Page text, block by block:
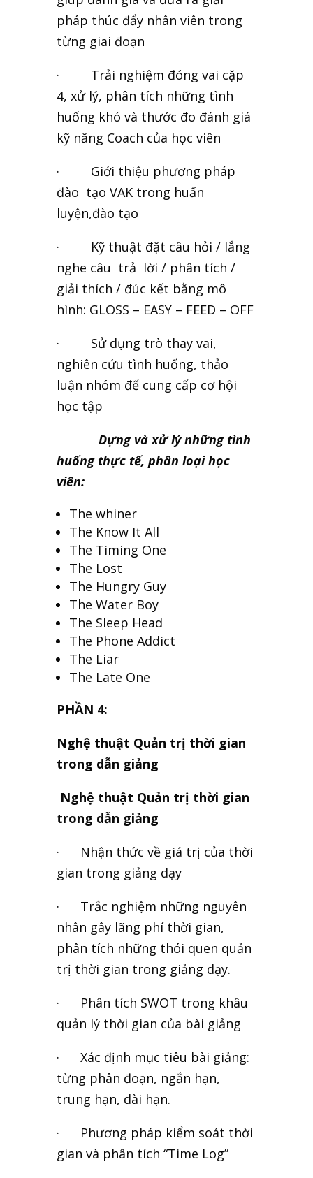
pháp thúc đẩy nhân viên trong
từng giai đoạn
· Trải nghiệm đóng vai cặp
4, xử lý, phân tích những tình
huống khó và thước đo đánh giá
kỹ năng Coach của học viên
· Giới thiệu phương pháp
đào tạo VAK trong huấn
luyện,đào tạo
· Kỹ thuật đặt câu hỏi / lắng
nghe câu trả lời / phân tích /
giải thích / đúc kết bằng mô
hình: GLOSS – EASY – FEED – OFF
· Sử dụng trò thay vai,
nghiên cứu tình huống, thảo
luận nhóm để cung cấp cơ hội
học tập
Dựng và xử lý những tình
huống thực tế, phân loại học
viên:
The whiner
The Know It All
The Timing One
The Lost
The Hungry Guy
The Water Boy
The Sleep Head
The Phone Addict
The Liar
The Late One
PHẦN 4:
Nghệ thuật Quản trị thời gian
trong dẫn giảng
Nghệ thuật Quản trị thời gian
trong dẫn giảng
· Nhận thức về giá trị của thời
gian trong giảng dạy
· Trắc nghiệm những nguyên
nhân gây lãng phí thời gian,
phân tích những thói quen quản
trị thời gian trong giảng dạy.
· Phân tích SWOT trong khâu
quản lý thời gian của bài giảng
· Xác định mục tiêu bài giảng:
từng phân đoạn, ngắn hạn,
trung hạn, dài hạn.
· Phương pháp kiểm soát thời
gian và phân tích “Time Log”